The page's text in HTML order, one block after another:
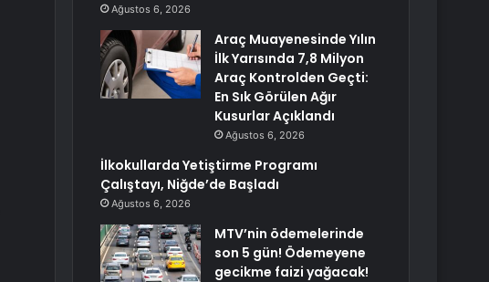
Ağustos 6, 2026
Araç Muayenesinde Yılın
İlk Yarısında 7,8 Milyon
Araç Kontrolden Geçti:
En Sık Görülen Ağır
Kusurlar Açıklandı
Ağustos 6, 2026
İlkokullarda Yetiştirme Programı
Çalıştayı, Niğde’de Başladı
Ağustos 6, 2026
MTV’nin ödemelerinde
son 5 gün! Ödemeyene
gecikme faizi yağacak!